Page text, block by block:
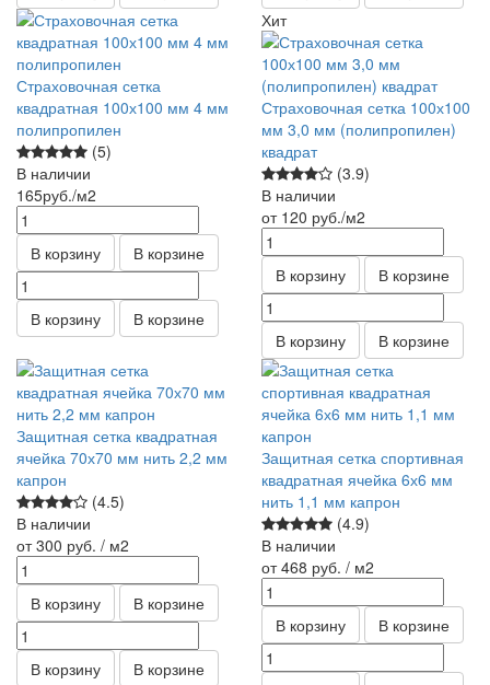
Страховочная сетка
квадратная 100х100 мм 4 мм
полипропилен
(5)
В наличии
165руб./м2
В корзину В корзине
В корзину В корзине
Хит
Страховочная сетка 100х100
мм 3,0 мм (полипропилен)
квадрат
(3.9)
В наличии
от 120 руб./м2
В корзину В корзине
В корзину В корзине
Защитная сетка квадратная
ячейка 70х70 мм нить 2,2 мм
капрон
(4.5)
В наличии
от 300 руб. / м2
В корзину В корзине
В корзину В корзине
Защитная сетка спортивная
квадратная ячейка 6х6 мм
нить 1,1 мм капрон
(4.9)
В наличии
от 468 руб. / м2
В корзину В корзине